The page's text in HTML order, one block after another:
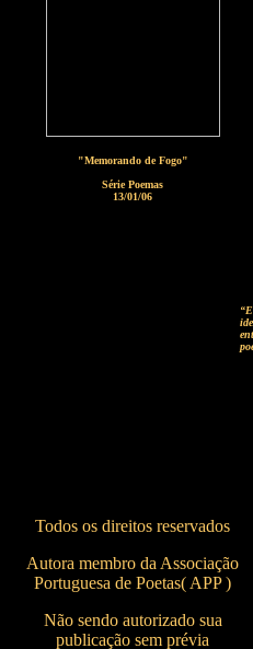
"Memorando de Fogo"
Série Poemas
13/01/06
“
Todos os direitos reservados
Autora membro da Associação
Portuguesa de Poetas( APP )
Não sendo autorizado sua
publicação sem prévia